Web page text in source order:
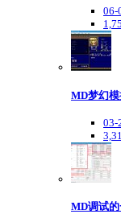
06-
MD梦幻模
03-
MD调试